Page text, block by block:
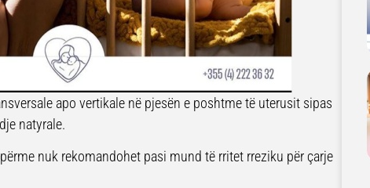
apo vertikale në pjesën e poshtme të uterusit sipas
natyrale.
nuk rekomandohet pasi mund të rritet rreziku për çarje